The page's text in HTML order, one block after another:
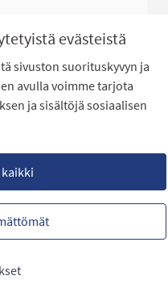
evästeistä
sivuston suorituskyvyn ja
avulla voimme tarjota
ja sisältöjä sosiaalisen
kaikki
kysytyt kysymykset
avoimet datatiedostot
vapaan ohjelmiston